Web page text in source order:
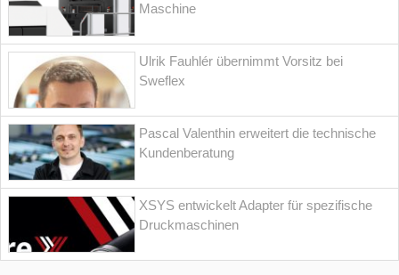
Maschine
Ulrik Fauhlér übernimmt Vorsitz bei
Sweflex
Pascal Valenthin erweitert die technische
Kundenberatung
XSYS entwickelt Adapter für spezifische
Druckmaschinen